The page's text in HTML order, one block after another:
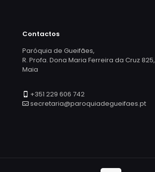
Contactos
Paróquia de Gueifães,
R. Profa. Dona Maria Ferreira da Cruz 825,
Maia
+351 229 606 742
secretaria@paroquiadegueifaes.pt